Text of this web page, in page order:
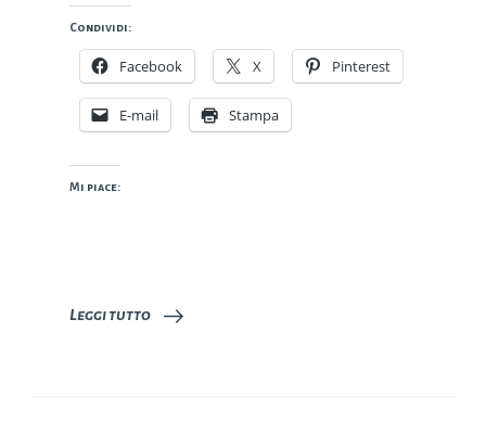
Condividi:
Facebook X Pinterest
E-mail Stampa
Mi piace:
Leggi tutto